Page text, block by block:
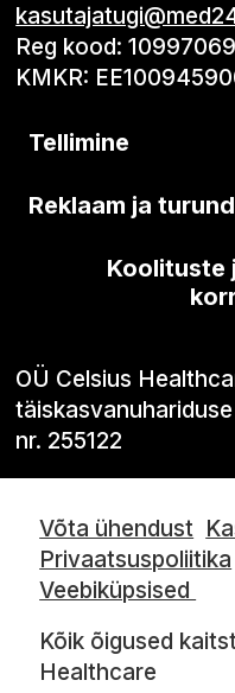
Reg kood: 10997069
KMKR:
Tellimine
Reklaam ja
Koolituste
OÜ Celsius
nr. 255122
Võta ühendust
Privaatsuspoliitika
Veebiküpsised
Kõik õigused
Healthcare